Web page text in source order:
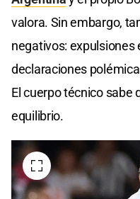
valora. Sin embargo,
negativos: expulsiones
declaraciones
El cuerpo técnico sabe
equilibrio.